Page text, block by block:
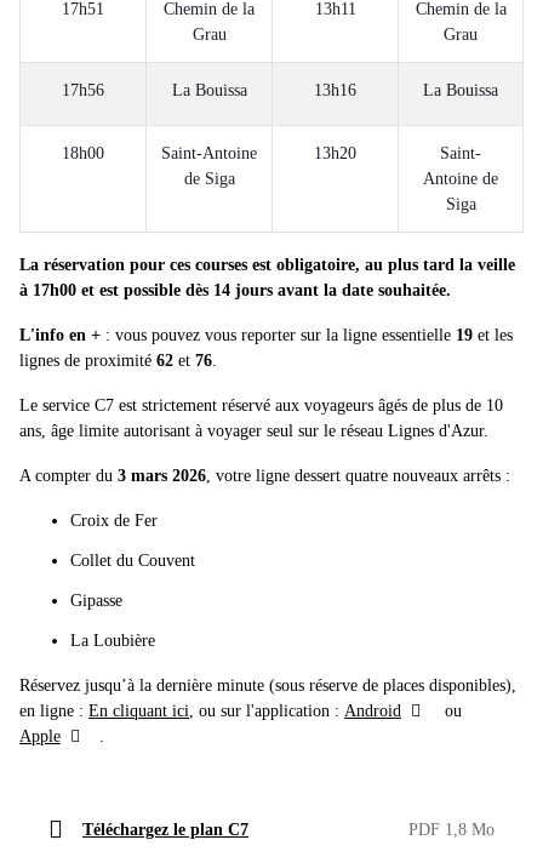
17h51
Chemin de la
Grau
13h11
Chemin de la
Grau
17h56 La Bouissa 13h16 La Bouissa
18h00
Saint-Antoine
de Siga
13h20
Saint-
Antoine de
Siga
La réservation pour ces courses est obligatoire, au plus tard la veille
à 17h00 et est possible dès 14 jours avant la date souhaitée.
L'info en + : vous pouvez vous reporter sur la ligne essentielle 19 et les
lignes de proximité 62 et 76
Le service C7 est strictement réservé aux voyageurs âgés de plus de 10
ans, âge limite autorisant à voyager seul sur le réseau Lignes d'Azur.
A compter du 3 mars 2026 , votre ligne dessert quatre nouveaux arrêts :
Croix de Fer
Collet du Couvent
Gipasse
La Loubière
Réservez jusqu’à la dernière minute (sous réserve de places disponibles),
en ligne : En cliquant ici , ou sur l'application : Android
ou
Apple
Téléchargez le plan C7 PDF 1,8 Mo